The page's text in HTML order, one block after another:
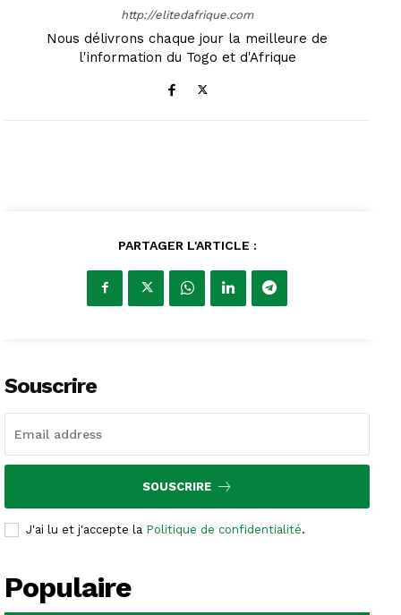
http://elitedafrique.com
Nous délivrons chaque jour la meilleure de
l'information du Togo et d'Afrique
PARTAGER L'ARTICLE :
Souscrire
SOUSCRIRE
J'ai lu et j'accepte la Politique de confidentialité.
Populaire